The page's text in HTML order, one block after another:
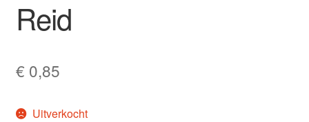
Reid
€ 0,85
Uitverkocht